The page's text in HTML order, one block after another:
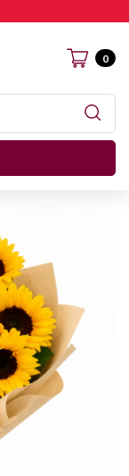
0